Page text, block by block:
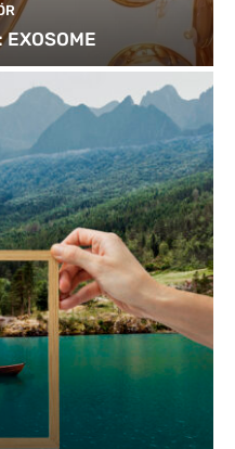
EXOSOME